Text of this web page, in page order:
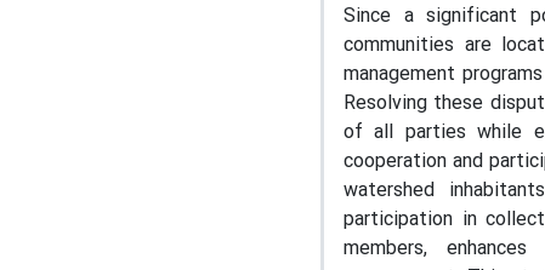
Since a significant
communities are
management
Resolving these
of all parties while
cooperation and
watershed
participation in
members,